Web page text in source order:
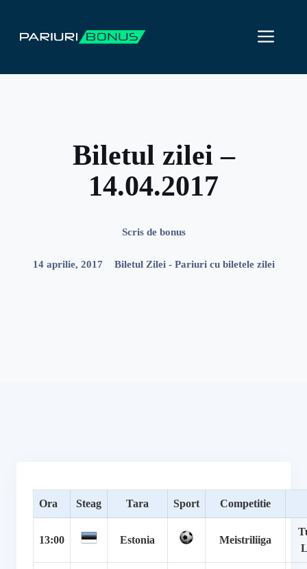
conținut
Biletul zilei –
14.04.2017
Scris de bonus
14 aprilie, 2017 Biletul Zilei - Pariuri cu biletele zilei
Ora Steag Tara Sport Competitie
13:00 Estonia Meistriliiga